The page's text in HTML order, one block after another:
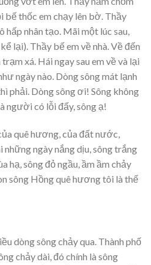
bế thốc em chạy lên bờ. Thầy
hấp nhân tạo. Mãi một lúc sau,
lại). Thầy bế em về nhà. Về đến
xá. Hái ngay sau em về và lại
ngày nào. Dòng sông mát lạnh
phải. Dòng sông ơi! Sông không
người có lỗi đấy, sông ạ!
quê hương, của đất nước,
những ngày nắng dịu, sông trắng
hạ, sông đỏ ngầu, ầm ầm chảy
sông Hồng quê hương tôi là thế
dòng sông chảy qua. Thành phố
chảy dài, đó chính là sông